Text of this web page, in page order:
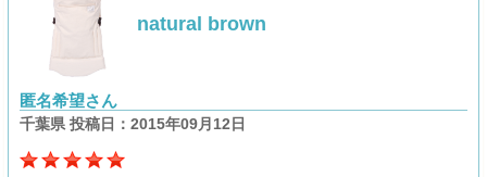
natural brown
匿名希望さん
千葉県 投稿日：2015年09月12日